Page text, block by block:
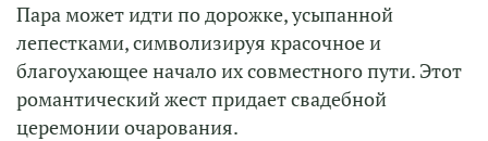
Пара может идти по дорожке, усыпанной
лепестками, символизируя красочное и
благоухающее начало их совместного пути. Этот
романтический жест придает свадебной
церемонии очарования.